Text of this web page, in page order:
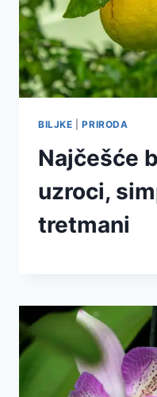
BILJKE |PRIRODA
Najčešće
uzroci,
tretmani